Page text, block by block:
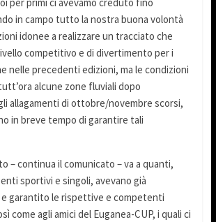
per primi ci avevamo creduto fino
in campo tutto la nostra buona volontà
idonee a realizzare un tracciato che
competitivo e di divertimento per i
nelle precedenti edizioni, ma le condizioni
alcune zone fluviali dopo
allagamenti di ottobre/novembre scorsi,
in breve tempo di garantire tali
– continua il comunicato – va a quanti,
sportivi e singoli, avevano già
garantito le rispettive e competenti
come agli amici del Euganea-CUP, i quali ci